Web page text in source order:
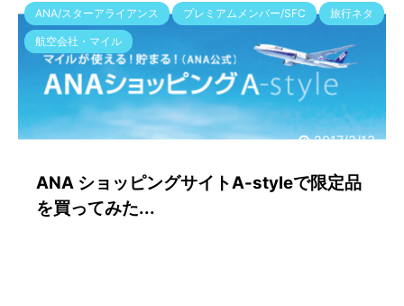
2017/3/13
ANA/スターアライアンス プレミアムメンバー/SFC 旅行ネタ
航空会社・マイル
ANA ショッピングサイトA-styleで限定品
を買ってみた...